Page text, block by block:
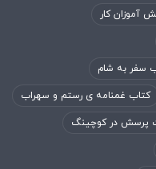
آموزان کار
سفر به شام
کتاب غمنامه ی رستم و سهراب
پرسش در کوچینگ